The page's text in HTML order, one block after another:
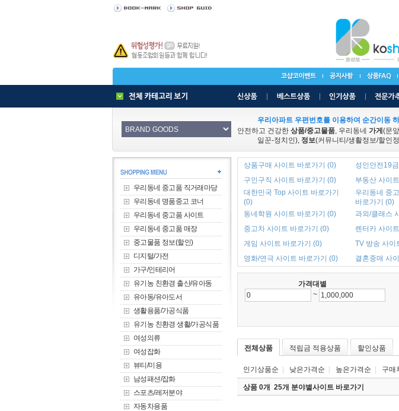
우리아파트 우편번호를 이용하여 순간이동
안전하고 건강한 상품/중고물품, 우리동네 가게 (문
일꾼-정치인), 정보(커뮤니티/생활정보/할인
우리동네 중고품 직거래마당
우리동네 명품중고 코너
우리동네 중고품 사이트
우리동네 중고품 매장
중고물품 정보(할인)
디지털/가전
가구/인테리어
유기농 친환경 출산/유아동
유아동/유아도서
생활용품/가공식품
유기농 친환경 생활/가공식품
여성의류
여성잡화
뷰티/미용
남성패션/잡화
스포츠/레저분야
자동차용품
상품구매 사이트 바로가기 (0) 성인안전19
구인구직 사이트 바로가기 (0)
부동산 사이
대한민국 Top 사이트 바로가기
(0)
우리동네 중
바로가기 (0)
동네학원 사이트 바로가기 (0)
과외/클래스
중고차 사이트 바로가기 (0)
렌터카 사이
게임 사이트 바로가기 (0)
TV 방송 사이
영화/연극 사이트 바로가기 (0)
결혼중매 사
가격대별
~
전체상품 적립금 적용상품 할인상품
인기상품순 낮은가격순 높은가격순 구매
상품 0개 25개 분야별사이트 바로가기